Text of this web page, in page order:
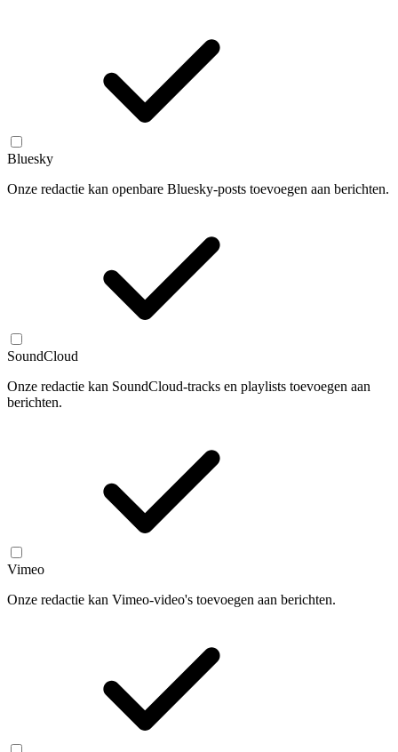
Bluesky
Onze redactie kan openbare Bluesky-posts toevoegen aan berichten.
SoundCloud
Onze redactie kan SoundCloud-tracks en playlists toevoegen aan
berichten.
Vimeo
Onze redactie kan Vimeo-video's toevoegen aan berichten.